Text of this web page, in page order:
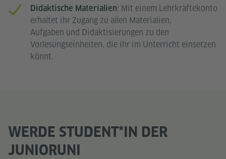
Didaktische Materialien: Mit einem Lehrkräftekonto
erhaltet ihr Zugang zu allen Materialien,
Aufgaben und Didaktisierungen zu den
Vorlesungseinheiten, die ihr im Unterricht einsetzen
könnt.
WERDE STUDENT*IN DER
JUNIORUNI